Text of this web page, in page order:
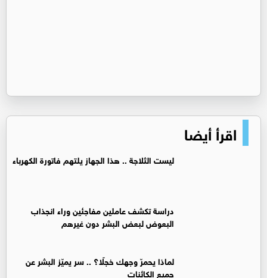
اقرأ أيضا
ليست الثلاجة .. هذا الجهاز يلتهم فاتورة الكهرباء
دراسة تكشف عاملين مفاجئين وراء انجذاب
البعوض لبعض البشر دون غيرهم
لماذا يحمرّ وجهك خجلًا؟ .. سر يميّز البشر عن
جميع الكائنات